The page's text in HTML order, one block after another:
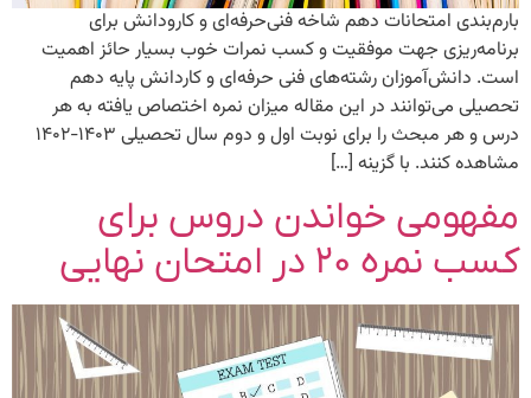
بارم‌بندی امتحانات دهم شاخه فنی‌حرفه‌ای و کارودانش برای
برنامه‌ریزی جهت موفقیت و کسب نمرات خوب بسیار حائز اهمیت
است. دانش‌آموزان رشته‌های فنی حرفه‌ای و کاردانش پایه دهم
تحصیلی می‌توانند در این مقاله میزان نمره اختصاص یافته به هر
درس و هر مبحث را برای نوبت اول و دوم سال تحصیلی ۱۴۰۳-۱۴۰۲
مشاهده کنند. با گزینه […]
مفهومی خواندن دروس برای
کسب نمره ۲۰ در امتحان نهایی